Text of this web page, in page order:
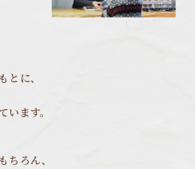
に、
ます。
ちろん、